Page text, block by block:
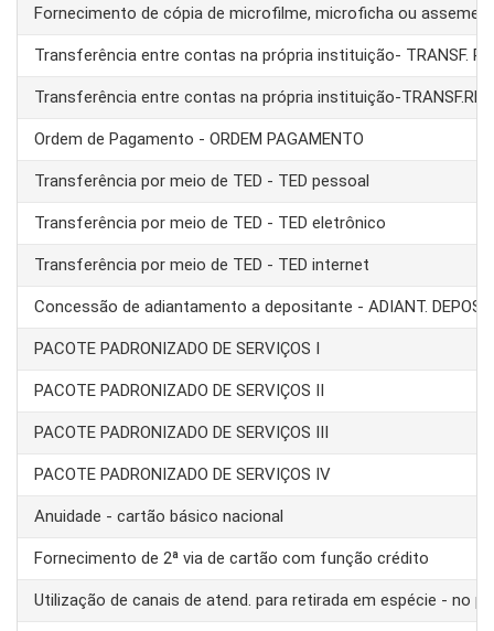
Fornecimento de cópia de microfilme, microficha ou
Transferência entre contas na própria instituição- TRANSF.
Transferência entre contas na própria instituição-
Ordem de Pagamento - ORDEM PAGAMENTO
Transferência por meio de TED - TED pessoal
Transferência por meio de TED - TED eletrônico
Transferência por meio de TED - TED internet
Concessão de adiantamento a depositante - ADIANT.
PACOTE PADRONIZADO DE SERVIÇOS I
PACOTE PADRONIZADO DE SERVIÇOS II
PACOTE PADRONIZADO DE SERVIÇOS III
PACOTE PADRONIZADO DE SERVIÇOS IV
Anuidade - cartão básico nacional
Fornecimento de 2ª via de cartão com função crédito
Utilização de canais de atend. para retirada em espécie - no